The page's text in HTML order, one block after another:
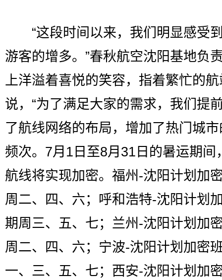
“这段时间以来，我们明显感受
游客的增多。”春秋航空沈阳基地负
上洋溢着喜悦的笑容，指着繁忙的
说，“为了满足大家的需求，我们提
了航线网络的布局，增加了热门城
频次。7月1日至8月31日的暑运期间
航线将实现加密。福州-沈阳计划加
周二、四、六；呼和浩特-沈阳计划
期周三、五、七；兰州-沈阳计划加
周二、四、六；宁波-沈阳计划加密
一、三、五、七；西安-沈阳计划加